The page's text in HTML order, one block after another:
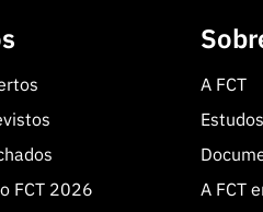
FCT 2026
A FCT
A FCT